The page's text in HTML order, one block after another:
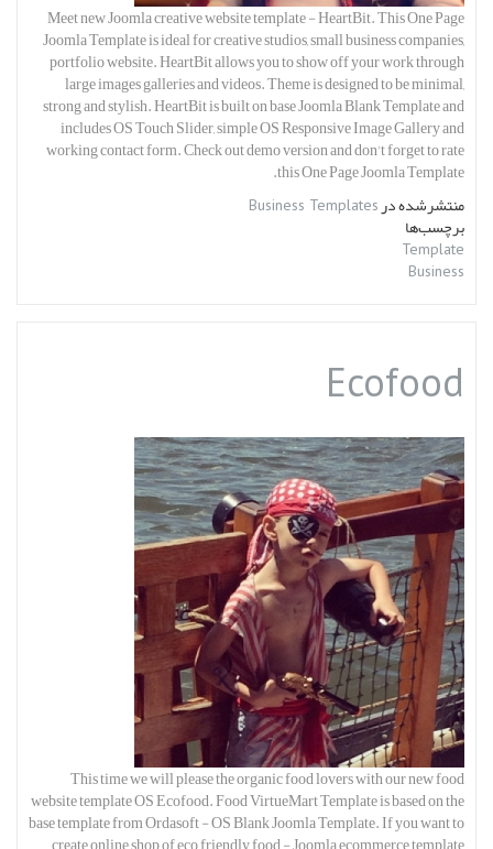
Meet new Joomla creative website template - HeartBit. This One Page
Joomla Template is ideal for creative studios, small business companies,
portfolio website. HeartBit allows you to show off your work through
large images galleries and videos. Theme is designed to be minimal,
strong and stylish. HeartBit is built on base Joomla Blank Template and
includes OS Touch Slider, simple OS Responsive Image Gallery and
working contact form. Check out demo version and don't forget to rate
this One Page Joomla Template.
منتشرشده درBusiness Templates
برچسب‌ها
Template
Business
Ecofood
This time we will please the organic food lovers with our new food
website template OS Ecofood. Food VirtueMart Template is based on the
base template from Ordasoft - OS Blank Joomla Template. If you want to